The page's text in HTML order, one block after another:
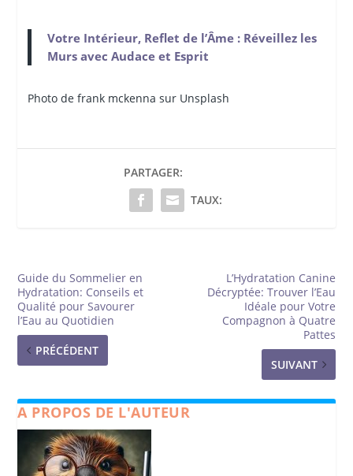
Votre Intérieur, Reflet de l’Âme : Réveillez les
Murs avec Audace et Esprit
Photo de frank mckenna sur Unsplash
PARTAGER:
TAUX:
Guide du Sommelier en
Hydratation: Conseils et
Qualité pour Savourer
l’Eau au Quotidien
PRÉCÉDENT
L’Hydratation Canine
Décryptée: Trouver l’Eau
Idéale pour Votre
Compagnon à Quatre
Pattes
SUIVANT
A PROPOS DE L'AUTEUR